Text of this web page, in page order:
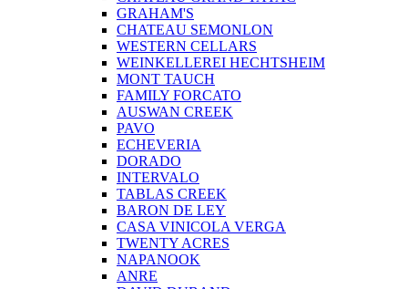
GRAHAM'S
CHATEAU SEMONLON
WESTERN CELLARS
WEINKELLEREI HECHTSHEIM
MONT TAUCH
FAMILY FORCATO
AUSWAN CREEK
PAVO
ECHEVERIA
DORADO
INTERVALO
TABLAS CREEK
BARON DE LEY
CASA VINICOLA VERGA
TWENTY ACRES
NAPANOOK
ANRE